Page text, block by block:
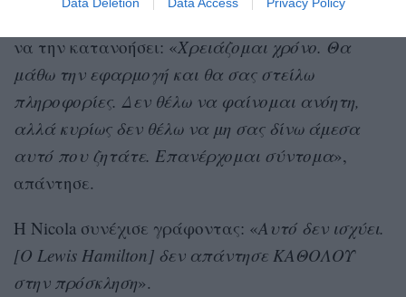
να την κατανοήσει: «Χρειάζομαι χρόνο. Θα
μάθω την εφαρμογή και θα σας στείλω
πληροφορίες. Δεν θέλω να φαίνομαι ανόητη,
αλλά κυρίως δεν θέλω να μη σας δίνω άμεσα
αυτό που ζητάτε. Επανέρχομαι σύντομα»,
απάντησε.
Η Nicola συνέχισε γράφοντας: «Αυτό δεν ισχύει.
[Ο Lewis Hamilton] δεν απάντησε ΚΑΘΟΛΟΥ
στην πρόσκληση».